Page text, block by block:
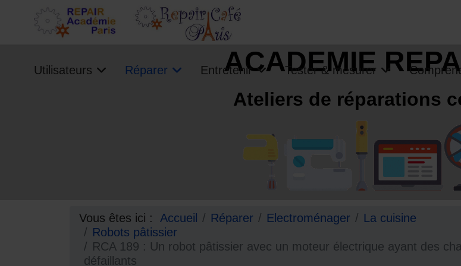
Utilisateurs Réparer Entretenir Tester & mesurer
ACADEMIE
Ateliers de réparations
Vous êtes ici : Accueil Réparer Electroménager
La cuisine
Robots pâtissier
RCA 189 : Un robot pâtissier avec un moteur électrique ayant des
défaillants